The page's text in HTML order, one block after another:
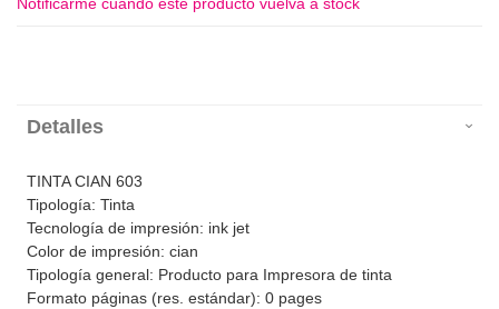
Notificarme cuando este producto vuelva a stock
Detalles
TINTA CIAN 603
Tipología: Tinta
Tecnología de impresión: ink jet
Color de impresión: cian
Tipología general: Producto para Impresora de tinta
Formato páginas (res. estándar): 0 pages